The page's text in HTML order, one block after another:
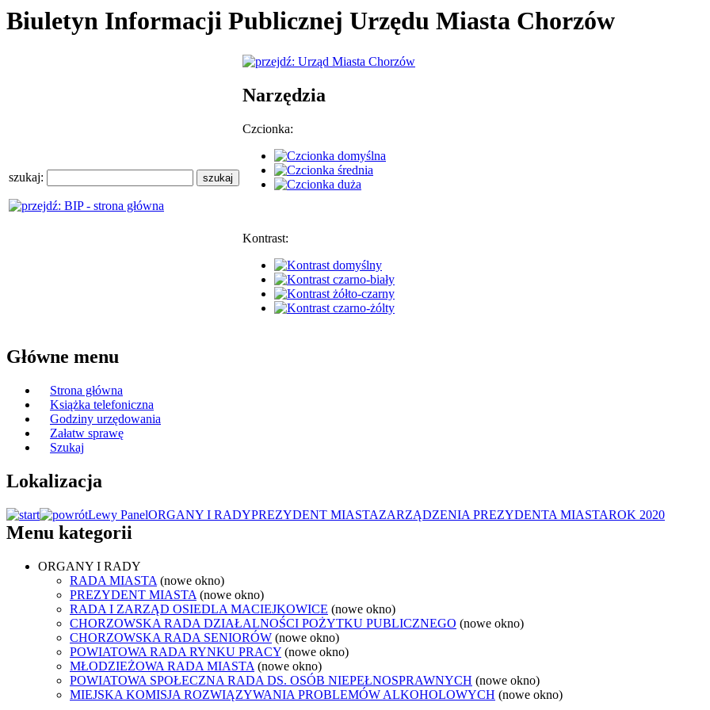
Biuletyn Informacji Publicznej Urzędu Miasta Chorzów
szukaj:
Narzędzia
Czcionka:
Kontrast:
Główne menu
Strona główna
Książka telefoniczna
Godziny urzędowania
Załatw sprawę
Szukaj
Lokalizacja
Lewy PanelORGANY I RADYPREZYDENT MIASTAZARZĄDZENIA PREZYDENTA MIASTAROK 2020
Menu kategorii
ORGANY I RADY
RADA MIASTA (nowe okno)
PREZYDENT MIASTA (nowe okno)
RADA I ZARZĄD OSIEDLA MACIEJKOWICE (nowe okno)
CHORZOWSKA RADA DZIAŁALNOŚCI POŻYTKU PUBLICZNEGO (nowe okno)
CHORZOWSKA RADA SENIORÓW (nowe okno)
POWIATOWA RADA RYNKU PRACY (nowe okno)
MŁODZIEŻOWA RADA MIASTA (nowe okno)
POWIATOWA SPOŁECZNA RADA DS. OSÓB NIEPEŁNOSPRAWNYCH (nowe okno)
MIEJSKA KOMISJA ROZWIĄZYWANIA PROBLEMÓW ALKOHOLOWYCH (nowe okno)